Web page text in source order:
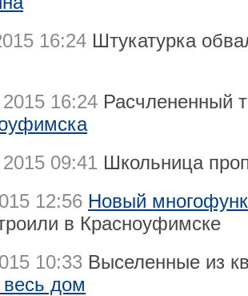
16:24 Штукатурка
16:24 Расчлененный
09:41 Школьница
12:56 Новый
в Красноуфимске
10:33 Выселенные из
весь дом